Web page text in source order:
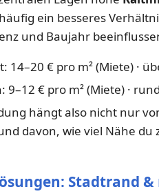
ein besseres
und Baujahr
14–20 € pro m² (Miete) ·
9–12 € pro m² (Miete) ·
hängt also nicht nur
davon, wie viel Nähe
Stadtrand